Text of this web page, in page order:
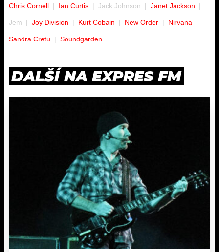
Chris Cornell Ian Curtis Jack Johnson Janet Jackson
Jem Joy Division Kurt Cobain New Order Nirvana
Sandra Cretu Soundgarden
DALŠÍ NA EXPRES FM